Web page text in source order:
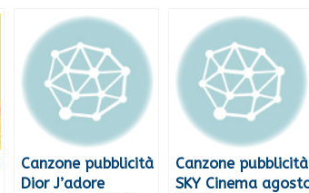
Canzone pubblicità
Dior J’adore
Canzone pubblicità
SKY Cinema